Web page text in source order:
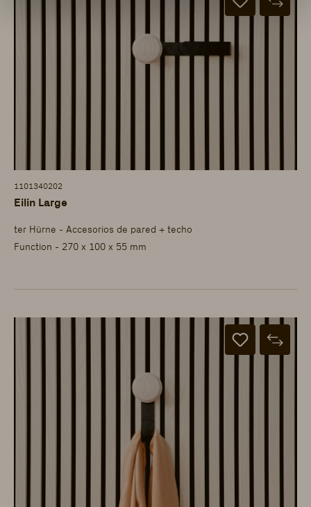
1101340202
Eilin Large
ter Hürne - Accesorios de pared + techo
Function - 270 x 100 x 55 mm